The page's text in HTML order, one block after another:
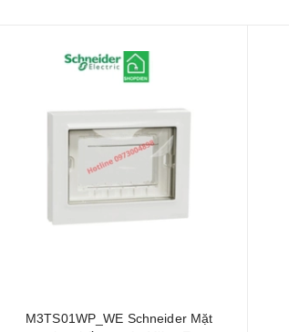
M3TS01WP_WE Schneider Mặt